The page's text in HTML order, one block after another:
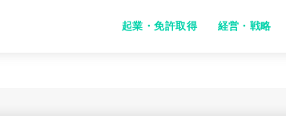
起業・免許取得 経営・戦略